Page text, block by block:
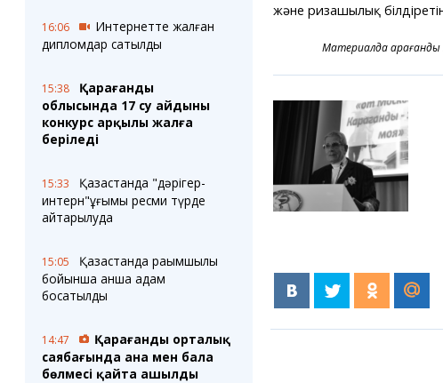
16:06
Интернетте жалған
дипломдар сатылды
15:38
Қарағанды
облысында 17 су айдыны
конкурс арқылы жалға
беріледі
15:33
Қазақстанда "дәрігер-
интерн"ұғымы ресми түрде
қайтарылуда
15:05
Қазақстанда рақымшылық
бойынша қанша адам
босатылды
14:47
Қарағанды орталық
саябағында ана мен бала
бөлмесі қайта ашылды
және ризашылық
Материалда